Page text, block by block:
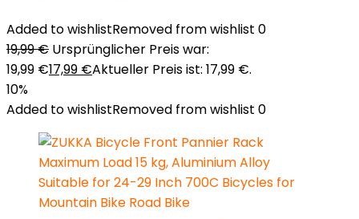
Added to wishlistRemoved from wishlist 0
19,99€ Ursprünglicher Preis war:
19,99 €17,99 €Aktueller Preis ist: 17,99 €.
10%
Added to wishlistRemoved from wishlist 0